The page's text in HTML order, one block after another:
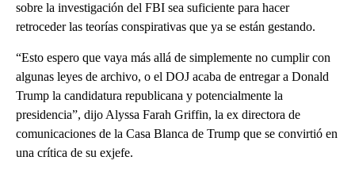
sobre la investigación del FBI sea suficiente para hacer
retroceder las teorías conspirativas que ya se están gestando.
“Esto espero que vaya más allá de simplemente no cumplir con
algunas leyes de archivo, o el DOJ acaba de entregar a Donald
Trump la candidatura republicana y potencialmente la
presidencia”, dijo Alyssa Farah Griffin, la ex directora de
comunicaciones de la Casa Blanca de Trump que se convirtió en
una crítica de su exjefe.